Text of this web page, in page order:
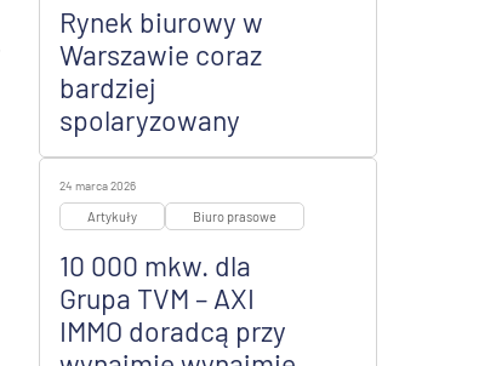
Rynek biurowy w
Warszawie coraz
bardziej
spolaryzowany
24 marca 2026
Artykuły Biuro prasowe
10 000 mkw. dla
Grupa TVM – AXI
IMMO doradcą przy